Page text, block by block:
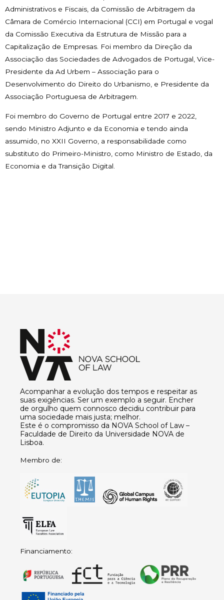
Administrativos e Fiscais, da Comissão de Arbitragem da
Câmara de Comércio Internacional (CCI) em Portugal e vogal
da Comissão Executiva da Estrutura de Missão para a
Capitalização de Empresas. Foi membro da Direção da
Associação das Sociedades de Advogados de Portugal, Vice-
Presidente da Ad Urbem – Associação para o
Desenvolvimento do Direito do Urbanismo, e Presidente da
Associação Portuguesa de Arbitragem.
Foi membro do Governo de Portugal entre 2017 e 2022,
sendo Ministro Adjunto e da Economia e tendo ainda
assumido, no XXII Governo, a responsabilidade como
substituto do Primeiro-Ministro, como Ministro de Estado, da
Economia e da Transição Digital.
Acompanhar a evolução dos tempos e respeitar as
suas exigências. Ser um exemplo a seguir. Encher
de orgulho quem connosco decidiu contribuir para
uma sociedade mais justa; melhor.
Este é o compromisso da NOVA School of Law –
Faculdade de Direito da Universidade NOVA de
Lisboa.
Membro de:
Financiamento: